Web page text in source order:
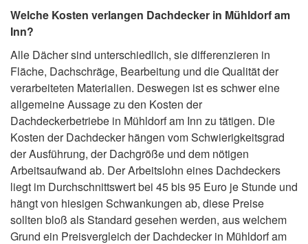
Welche Kosten verlangen Dachdecker in Mühldorf am
Inn?
Alle Dächer sind unterschiedlich, sie differenzieren in
Fläche, Dachschräge, Bearbeitung und die Qualität der
verarbeiteten Materialien. Deswegen ist es schwer eine
allgemeine Aussage zu den Kosten der
Dachdeckerbetriebe in Mühldorf am Inn zu tätigen. Die
Kosten der Dachdecker hängen vom Schwierigkeitsgrad
der Ausführung, der Dachgröße und dem nötigen
Arbeitsaufwand ab. Der Arbeitslohn eines Dachdeckers
liegt im Durchschnittswert bei 45 bis 95 Euro je Stunde und
hängt von hiesigen Schwankungen ab, diese Preise
sollten bloß als Standard gesehen werden, aus welchem
Grund ein Preisvergleich der Dachdecker in Mühldorf am